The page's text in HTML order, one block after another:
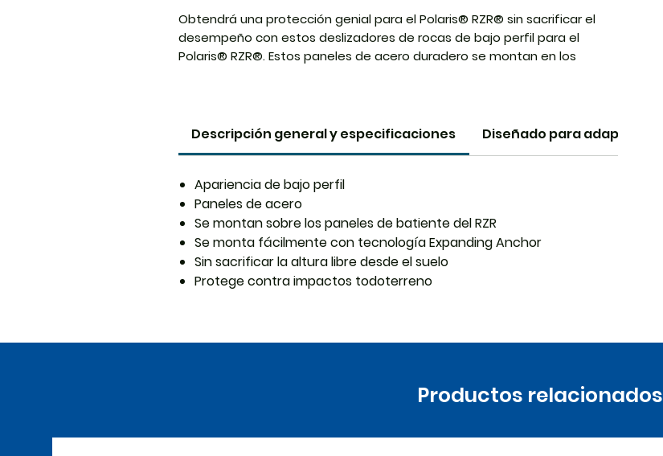
Obtendrá una protección genial para el Polaris® RZR® sin sacrificar el
desempeño con estos deslizadores de rocas de bajo perfil para el
Polaris® RZR®. Estos paneles de acero duradero se montan en los
sacrifica la altura libre desde el suelo y usted disfruta el legendario
desempeño todoterreno del Polaris® RZR®. Estos deslizadores de rocas
apariencia del RZR®.
Descripción general y especificaciones Diseñado para adaptarse
Apariencia de bajo perfil
Paneles de acero
Se montan sobre los paneles de batiente del RZR
Se monta fácilmente con tecnología Expanding Anchor
Sin sacrificar la altura libre desde el suelo
Protege contra impactos todoterreno
Productos relacionados